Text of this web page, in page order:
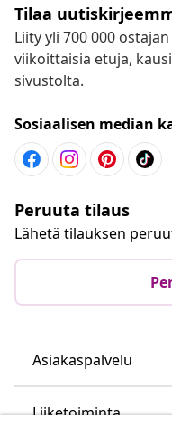
Tilaa
Liity yli 700 000
viikoittaisia etuja,
sivustolta.
Sosiaalisen median
Peruuta tilaus
Lähetä tilauksen
Asiakaspalvelu
Liiketoiminta